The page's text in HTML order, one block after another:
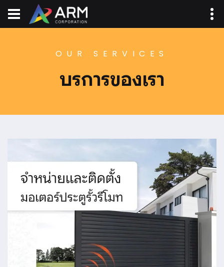
OUR SERVICES
บริการของเรา